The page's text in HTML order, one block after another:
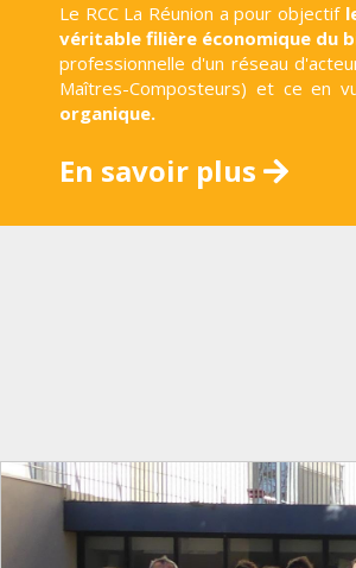
Le RCC La Réunion a pour objectif
véritable filière économique du
professionnelle d'un réseau
Maîtres-Composteurs) et ce en
organique.
En savoir plus